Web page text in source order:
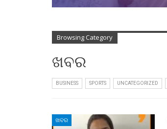
Browsing Category
ଖବର
BUSINESS SPORTS UNCATEGORIZED
ଖବର